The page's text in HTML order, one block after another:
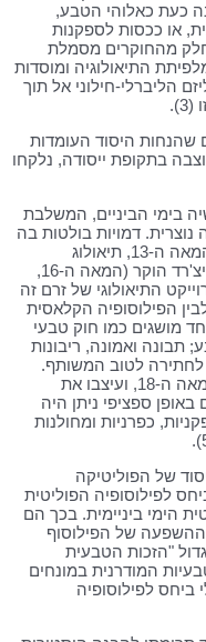
כעת כאלוהי הטבע,
או ככסות לספקנות
חלק מהחוקרים מסמלת
התיאולוגיה ומוסדות
הליברלי-חילוני אל תוך
שהנחות היסוד העומדות
בתקופת ייסודה, נלקחו
בימי הביניים, המשלבת
נוצרית. דמויות בולטות בה
הן תיאולוגים נוצריים כמו תומס אקווינס (המאה ה-13, תיאולוג
דומיניקני, איטליה) והתיאולוג האנגליקני ריצ'רד הוקר (המאה ה-16,
התיאולוגי של זרם זה
הפילוסופיה הקלאסית
מושגים כמו חוק טבעי
תבונה ואמונה, ריבונות
לחתירה לטוב המשותף.
עמדות אלו רווחו במושבות האמריקניות במאה ה-18, ועיצבו את
ספציפי ניתן היה
כפרניות ומחולנות
של הפוליטיקה
לפילוסופיה הפוליטית
הימי ביניימית. בכך הם
של הפילוסוף
"הזכות הטבעית
המודרנית במונחים
ביחס לפילוסופיה